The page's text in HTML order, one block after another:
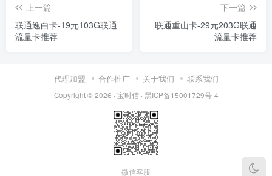
上一篇
联通逸白卡-19元103G联通
流量卡推荐
下一篇
联通重山卡-29元203G联通
流量卡推荐
代理加盟 合作推广 关于我们 联系我们
Copyright © 2026 · 宝时信· 黑ICP备15001729号-4
微信客服